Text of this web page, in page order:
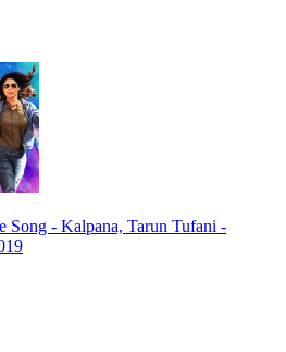
Song - Kalpana, Tarun Tufani -